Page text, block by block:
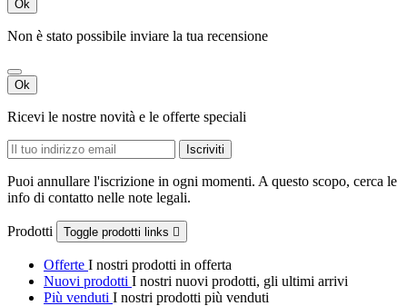
Ok
Non è stato possibile inviare la tua recensione
Ok
Ricevi le nostre novità e le offerte speciali
Puoi annullare l'iscrizione in ogni momenti. A questo scopo, cerca le
info di contatto nelle note legali.
Prodotti Toggle prodotti links 
Offerte I nostri prodotti in offerta
Nuovi prodotti I nostri nuovi prodotti, gli ultimi arrivi
Più venduti I nostri prodotti più venduti